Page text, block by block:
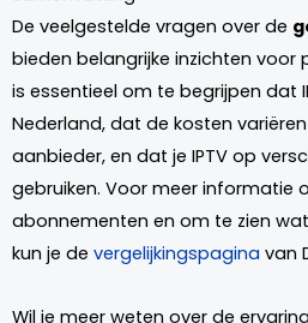
De veelgestelde vragen over de
bieden belangrijke inzichten voor
is essentieel om te begrijpen dat
Nederland, dat de kosten
aanbieder, en dat je IPTV op
gebruiken. Voor meer informatie
abonnementen en om te zien
kun je de vergelijkingspagina van
Wil je meer weten over de